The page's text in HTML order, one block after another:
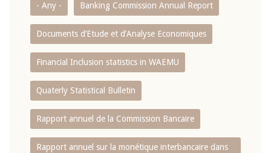
- Any - Banking Commission Annual Report
Documents d’Etude et d’Analyse Economiques
Financial Inclusion statistics in WAEMU
Quaterly Statistical Bulletin
Rapport annuel de la Commission Bancaire
Rapport annuel sur la monétique interbancaire dans